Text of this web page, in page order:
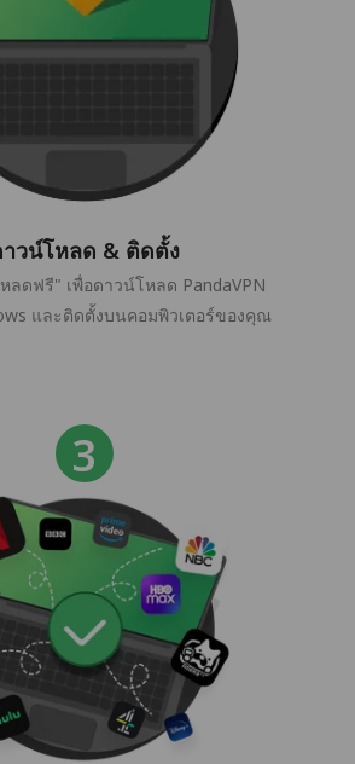
วน์โหลด & ติดตั้ง
ลดฟรี" เพื่อดาวน์โหลด PandaVPN
และติดตั้งบนคอมพิวเตอร์ของคุณ